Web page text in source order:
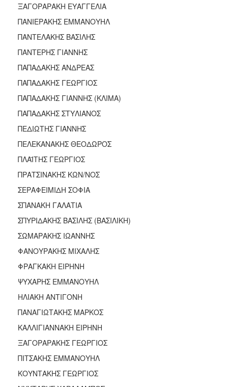
ΞΑΓΟΡΑΡΑΚΗ ΕΥΑΓΓΕΛΙΑ
ΠΑΝΙΕΡΑΚΗΣ ΕΜΜΑΝΟΥΗΛ
ΠΑΝΤΕΛΑΚΗΣ ΒΑΣΙΛΗΣ
ΠΑΝΤΕΡΗΣ ΓΙΑΝΝΗΣ
ΠΑΠΑΔΑΚΗΣ ΑΝΔΡΕΑΣ
ΠΑΠΑΔΑΚΗΣ ΓΕΩΡΓΙΟΣ
ΠΑΠΑΔΑΚΗΣ ΓΙΑΝΝΗΣ (ΚΛΙΜΑ)
ΠΑΠΑΔΑΚΗΣ ΣΤΥΛΙΑΝΟΣ
ΠΕΔΙΩΤΗΣ ΓΙΑΝΝΗΣ
ΠΕΛΕΚΑΝΑΚΗΣ ΘΕΟΔΩΡΟΣ
ΠΛΑΪΤΗΣ ΓΕΩΡΓΙΟΣ
ΠΡΑΤΣΙΝΑΚΗΣ ΚΩΝ/ΝΟΣ
ΣΕΡΑΦΕΙΜΙΔΗ ΣΟΦΙΑ
ΣΠΑΝΑΚΗ ΓΑΛΑΤΙΑ
ΣΠΥΡΙΔΑΚΗΣ ΒΑΣΙΛΗΣ (ΒΑΣΙΛΙΚΗ)
ΣΩΜΑΡΑΚΗΣ ΙΩΑΝΝΗΣ
ΦΑΝΟΥΡΑΚΗΣ ΜΙΧΑΛΗΣ
ΦΡΑΓΚΑΚΗ ΕΙΡΗΝΗ
ΨΥΧΑΡΗΣ ΕΜΜΑΝΟΥΗΛ
ΗΛΙΑΚΗ ΑΝΤΙΓΟΝΗ
ΠΑΝΑΓΙΩΤΑΚΗΣ ΜΑΡΚΟΣ
ΚΑΛΛΙΓΙΑΝΝΑΚΗ ΕΙΡΗΝΗ
ΞΑΓΟΡΑΡΑΚΗΣ ΓΕΩΡΓΙΟΣ
ΠΙΤΣΑΚΗΣ ΕΜΜΑΝΟΥΗΛ
ΚΟΥΝΤΑΚΗΣ ΓΕΩΡΓΙΟΣ